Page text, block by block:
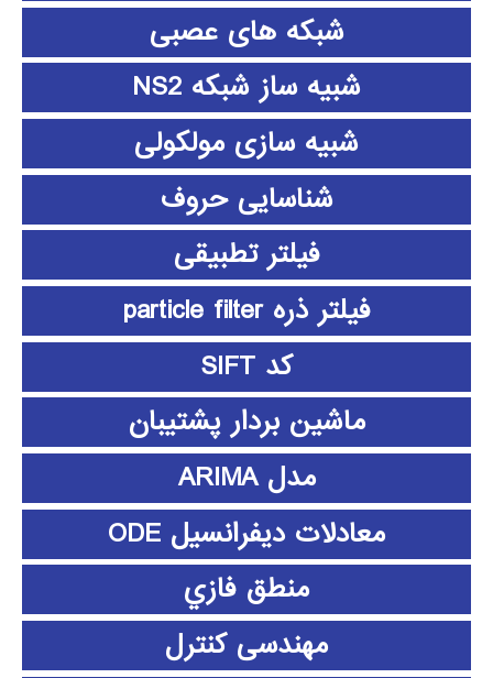
شبکه های عصبی
شبیه ساز شبکه NS2
شبیه سازی مولکولی
شناسایی حروف
فیلتر تطبیقی
فیلتر ذره particle filter
کد SIFT
ماشین بردار پشتیبان
مدل ARIMA
معادلات دیفرانسیل ODE
منطق فازي
مهندسی کنترل